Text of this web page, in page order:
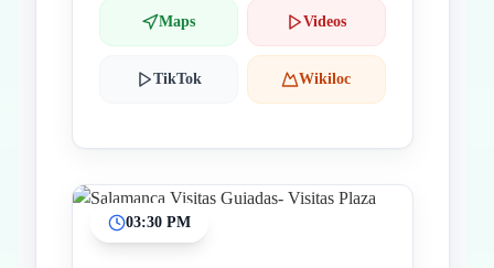
Maps Videos
TikTok Wikiloc
03:30 PM